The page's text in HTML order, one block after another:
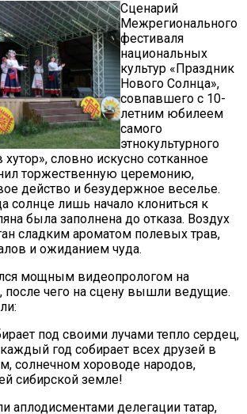
Сценарий
Межрегионального
фестиваля
национальных
культур «Праздник
Нового Солнца»,
совпавшего с 10-
летним юбилеем
самого
этнокультурного
словно искусно сотканное
торжественную церемонию,
действо и безудержное веселье.
солнце лишь начало клониться к
была заполнена до отказа. Воздух
сладким ароматом полевых трав,
и ожиданием чуда.
мощным видеопрологом на
чего на сцену вышли ведущие.
под своими лучами тепло сердец,
год собирает всех друзей в
солнечном хороводе народов,
сибирской земле!
аплодисментами делегации татар,